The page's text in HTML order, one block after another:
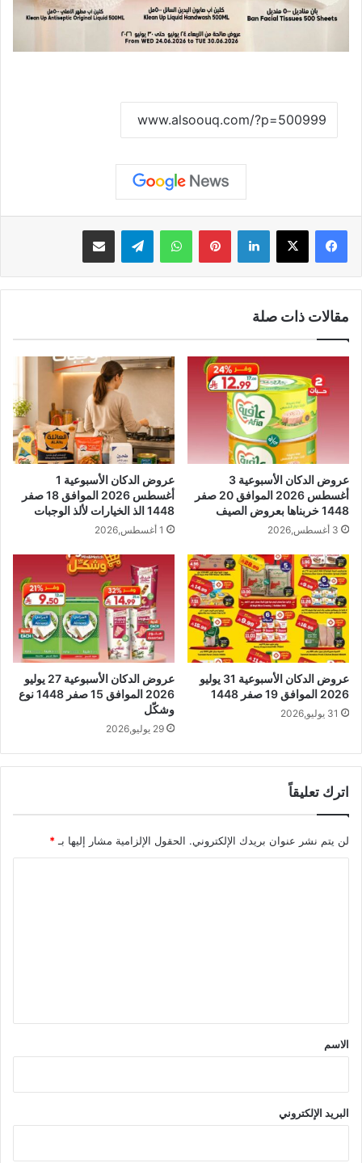
لينكدإن بينتيريستواتساب تيلقرام مشاركة عبر البريد
مقالات ذات صلة
عروض الدكان الأسبوعية 3
أغسطس 2026 الموافق 20 صفر
1448 خربناها بعروض الصيف
3 أغسطس,2026
عروض الدكان الأسبوعية 1
أغسطس 2026 الموافق 18 صفر
1448 الذ الخيارات لألذ الوجبات
1 أغسطس,2026
عروض الدكان الأسبوعية 31 يوليو
2026 الموافق 19 صفر 1448
31 يوليو,2026
عروض الدكان الأسبوعية 27 يوليو
2026 الموافق 15 صفر 1448 نوع
وشكّل
29 يوليو,2026
اترك تعليقاً
لن يتم نشر عنوان بريدك الإلكتروني. الحقول الإلزامية مشار إليها بـ *
*
الاسم
البريد الإلكتروني